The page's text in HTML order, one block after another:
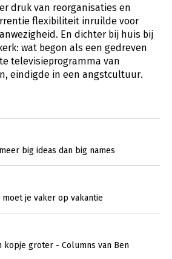
druk van reorganisaties en
flexibiliteit inruilde voor
En dichter bij huis bij
wat begon als een gedreven
televisieprogramma van
eindigde in een angstcultuur.
big ideas dan big names
je vaker op vakantie
kopje groter - Columns van Ben